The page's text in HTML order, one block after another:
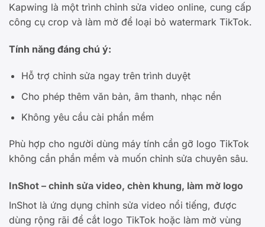
Kapwing là một trình chỉnh sửa video online, cung cấp
công cụ crop và làm mờ để loại bỏ watermark TikTok.
Tính năng đáng chú ý:
Hỗ trợ chỉnh sửa ngay trên trình duyệt
Cho phép thêm văn bản, âm thanh, nhạc nền
Không yêu cầu cài phần mềm
Phù hợp cho người dùng máy tính cần gỡ logo TikTok
không cần phần mềm và muốn chỉnh sửa chuyên sâu.
InShot – chỉnh sửa video, chèn khung, làm mờ logo
InShot là ứng dụng chỉnh sửa video nổi tiếng, được
dùng rộng rãi để cắt logo TikTok hoặc làm mờ vùng